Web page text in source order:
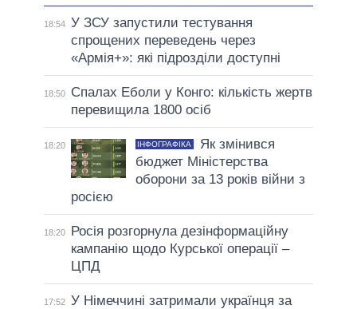
18:54 У ЗСУ запустили тестування
спрощених переведень через
«Армія+»: які підрозділи доступні
18:50
Спалах Еболи у Конго: кількість жертв
перевищила 1800 осіб
18:20 ІНФОГРАФІКА
Як змінився
бюджет Міністерства
оборони за 13 років війни з
росією
18:20
Росія розгорнула дезінформаційну
кампанію щодо Курської операції –
ЦПД
17:52 У Німеччині затримали українця за